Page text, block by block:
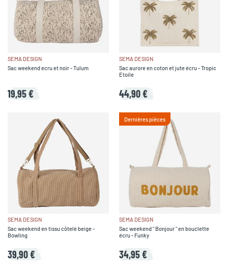
SEMA DESIGN
Sac weekend ecru et noir - Tulum
19,95 €
SEMA DESIGN
Sac aurore en coton et jute écru - Tropic
Etoile
44,90 €
SEMA DESIGN
Sac weekend en tissu côtelé beige -
Bowling
39,90 €
Dernières pièces
SEMA DESIGN
Sac weekend " Bonjour " en bouclette
écru - Funky
34,95 €